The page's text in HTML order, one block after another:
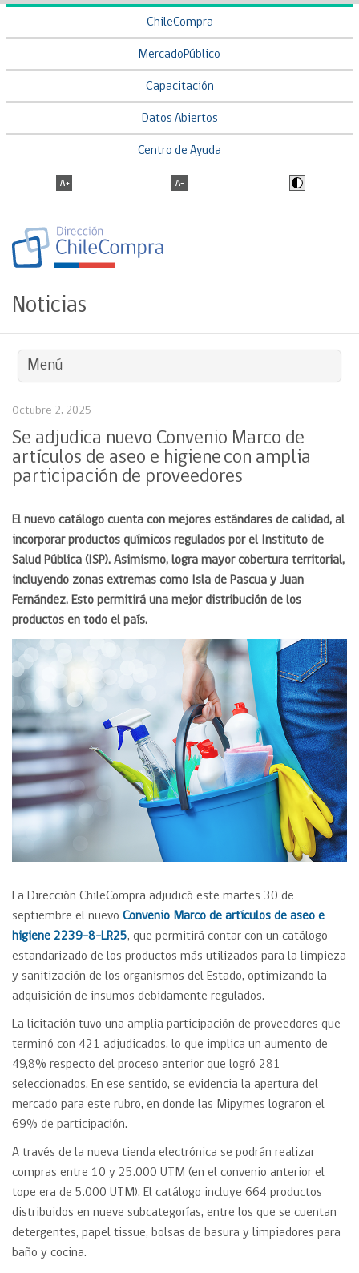
ChileCompra
MercadoPúblico
Capacitación
Datos Abiertos
Centro de Ayuda
Noticias
Menú
Octubre 2, 2025
Se adjudica nuevo Convenio Marco de
artículos de aseo e higiene con amplia
participación de proveedores
El nuevo catálogo cuenta con mejores estándares de calidad, al
incorporarproductos químicos regulados por el Instituto de
Salud Pública (ISP). Asimismo, logra mayor cobertura territorial,
incluyendo zonas extremas como Isla de Pascua y Juan
Fernández. Esto permitirá una mejor distribución de los
productos en todo el país.
La Dirección ChileCompra adjudicó este martes 30 de
septiembre el nuevo Convenio Marco de artículos de aseo e
higiene 2239-8-LR25, que permitirá contar con un catálogo
estandarizado de los productos más utilizados para la limpieza
y sanitización de los organismos del Estado, optimizando la
adquisición de insumos debidamente regulados.
La licitación tuvo una amplia participación de proveedores que
terminó con 421 adjudicados, lo que implica un aumento de
49,8% respecto del proceso anterior que logró 281
seleccionados. En ese sentido, se evidencia la apertura del
mercado para este rubro, en donde las Mipymes lograron el
69% de participación.
A través de la nueva tienda electrónica se podrán realizar
compras entre 10 y 25.000 UTM (en el convenio anterior el
tope era de 5.000 UTM). El catálogo incluye 664 productos
distribuidos en nueve subcategorías, entre los que se cuentan
detergentes, papel tissue, bolsas de basura y limpiadores para
baño y cocina.